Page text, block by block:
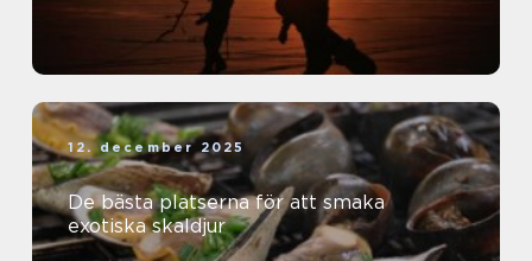
12. december 2025
De bästa platserna för att smaka
exotiska skaldjur